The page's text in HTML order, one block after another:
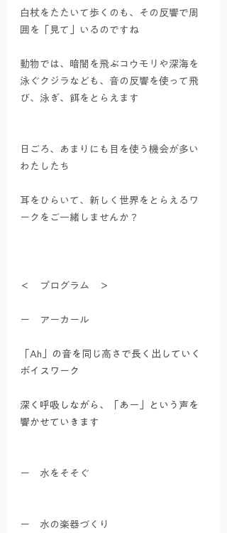
白杖をたたいて歩くのも、その反響で周
囲を「見て」いるのですね
動物では、暗闇を飛ぶコウモリや深海を
泳ぐクジラなども、音の反響を使って飛
び、泳ぎ、餌をとらえます
日ごろ、あまりにも目を使う機会が多い
わたしたち
耳をひらいて、新しく世界をとらえるワ
ークをご一緒しませんか？
＜　プログラム　＞
ー　アーカール
「Ah」の音を同じ高さで長く出していく
ボイスワーク
深く呼吸しながら、「あー」という声を
響かせていきます
ー　水をそそぐ
ー　水の楽器づくり